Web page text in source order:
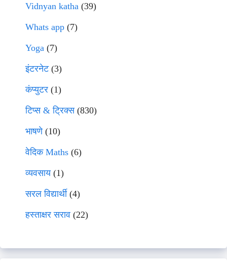
Vidnyan katha (39)
Whats app (7)
Yoga (7)
इंटरनेट(3)
कंप्युटर (1)
टिप्स & ट्रिक्स(830)
भाषणे(10)
वेदिक Maths (6)
व्यवसाय(1)
सरल विद्यार्थी(4)
हस्ताक्षर सराव (22)